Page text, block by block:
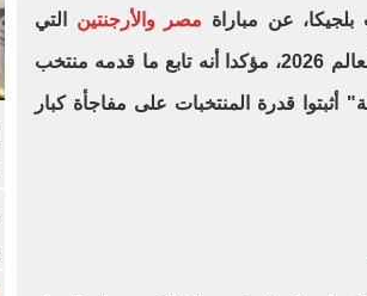
عن مباراة مصر والأرجنتين التي
أقيمت في دور الـ 16 من بطولة كأس العالم 2026، مؤكدا أنه تابع ما قدمه منتخب
أثبتوا قدرة المنتخبات على مفاجأة كبار